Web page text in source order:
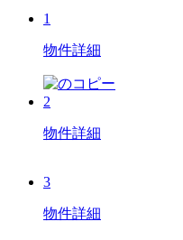
1
物件詳細
2
物件詳細
3
物件詳細